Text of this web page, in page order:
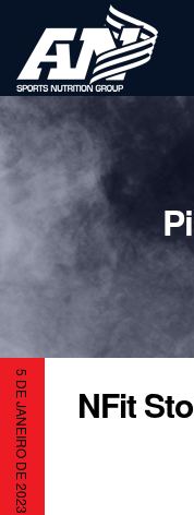
5 DE JANEIRO DE 2023 NFit